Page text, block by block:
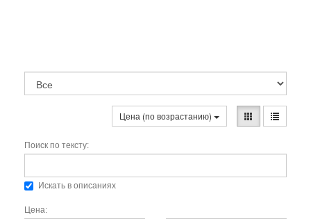
Цена (по возрастанию)
Поиск по тексту:
Искать в описаниях
Цена: